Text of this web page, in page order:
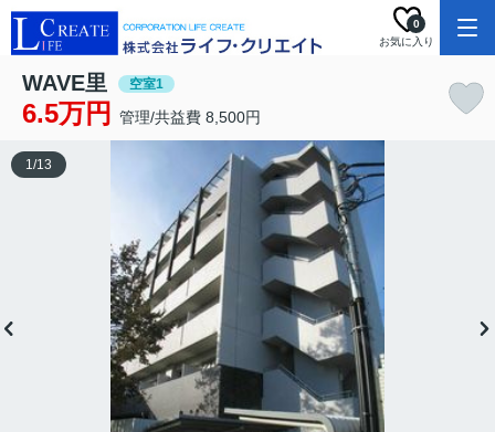
お気に入り
0
WAVE里 空室1
6.5万円 管理/共益費 8,500円
1/13